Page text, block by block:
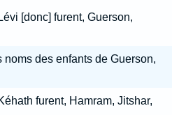
[donc] furent, Guerson,
noms des enfants de Guerson,
furent, Hamram, Jitshar,